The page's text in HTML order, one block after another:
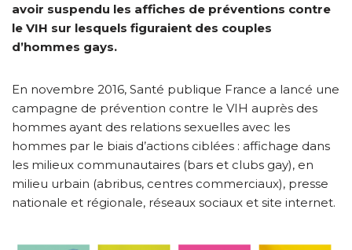
avoir suspendu les affiches de préventions contre
le VIH sur lesquels figuraient des couples
d’hommes gays.
En novembre 2016, Santé publique France a lancé une
campagne de prévention contre le VIH auprès des
hommes ayant des relations sexuelles avec les
hommes par le biais d’actions ciblées : affichage dans
les milieux communautaires (bars et clubs gay), en
milieu urbain (abribus, centres commerciaux), presse
nationale et régionale, réseaux sociaux et site internet.